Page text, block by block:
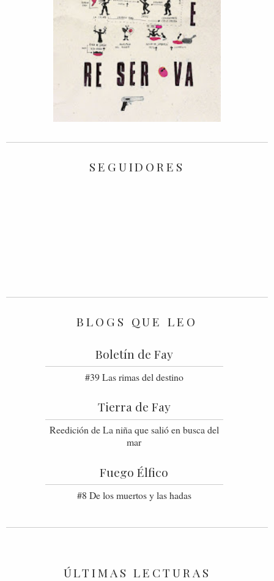
SEGUIDORES
BLOGS QUE LEO
Boletín de Fay
#39 Las rimas del destino
Tierra de Fay
Reedición de La niña que salió en busca del
mar
Fuego Élfico
#8 De los muertos y las hadas
ÚLTIMAS LECTURAS